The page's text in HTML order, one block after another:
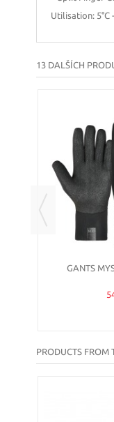
Utilisation: 5°C
13 DALŠÍCH
GANTS
PRODUCTS FROM